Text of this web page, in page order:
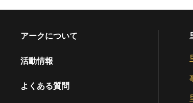
アークについて
活動情報
よくある質問